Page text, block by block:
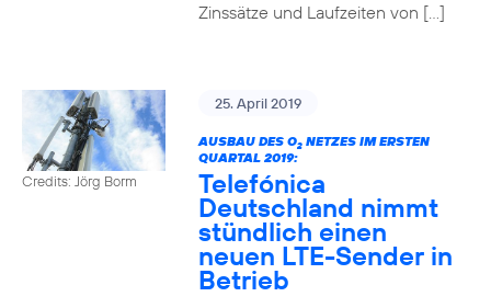
Zinssätze und Laufzeiten von […]
Credits: Jörg Borm
25. April 2019
AUSBAU DES O2NETZES IM ERSTEN
QUARTAL 2019:
Telefónica
Deutschland nimmt
stündlich einen
neuen LTE-Sender in
Betrieb